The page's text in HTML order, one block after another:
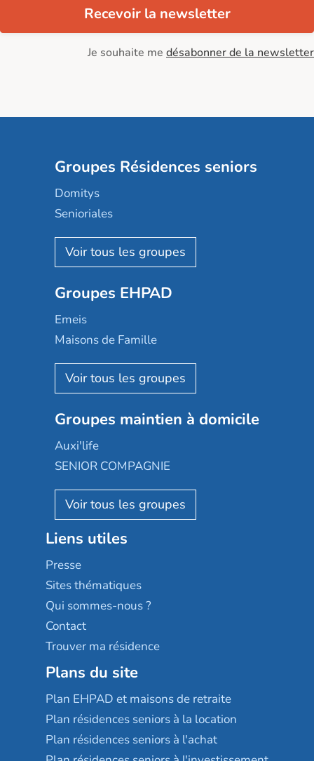
Recevoir la newsletter
Je souhaite me désabonner de la newsletter
Groupes Résidences seniors
Domitys
Senioriales
Nohée
Les Résidentiels
Mobicap
Domusvi
Happy Senior
Aquarelia
Nexity edenea
Les jardins d'Arcadie
Occitalia
Appartseniors
Reseda
Stella management
Les villages d'or
Sérénys
Résidences services Villa Médicis
Groupes EHPAD
Emeis
Maisons de Famille
Korian
Emera
Groupe SOS
Le Noble Âge
Almage
Résidalya
Groupe aplus
Groupes maintien à domicile
Auxi'life
SENIOR COMPAGNIE
AGE D'OR Services
Liens utiles
Presse
Sites thématiques
Qui sommes-nous ?
Contact
Trouver ma résidence
Plans du site
Plan EHPAD et maisons de retraite
Plan résidences seniors à la location
Plan résidences seniors à l'achat